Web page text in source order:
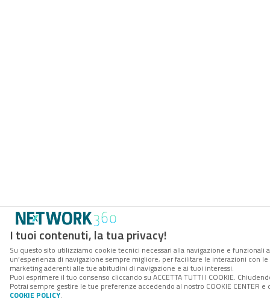
I tuoi contenuti, la tua privacy!
Su questo sito utilizziamo cookie tecnici necessari alla navigazione e
un’esperienza di navigazione sempre migliore, per facilitare le interazioni con
marketing aderenti alle tue abitudini di navigazione e ai tuoi interessi.
Puoi esprimere il tuo consenso cliccando su ACCETTA TUTTI I COOKIE.
Potrai sempre gestire le tue preferenze accedendo al nostro COOKIE
COOKIE POLICY.